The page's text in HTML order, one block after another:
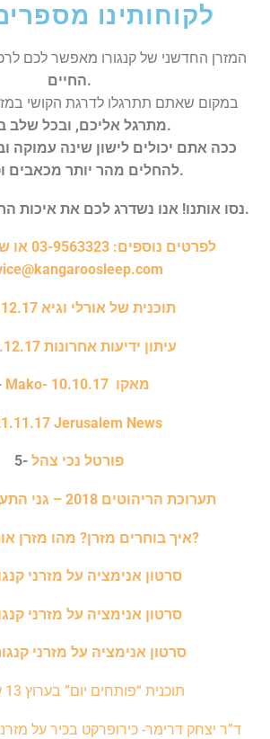
לקוחותינו
המזרן החדשני של קנגורו מאפשר לכם
החיים.
במקום שאתם תתרגלו לדרגת הקושי
מתרגל אליכם, ובכל שלב בחיים.
ככה אתם יכולים לישון שינה עמוקה
להחלים מהר יותר מכאבים ופציעות.
נסו אותנו! אנו נשדרג לכם את איכות החיים – בהתחייבות.
לפרטים
תוכנית של אורלי וגיא 25.12.17
עיתון ידיעות אחרונות 21.12.17
Mako- מאקו 10.10.17
Jerusalem News
5- פורטל נכי צהל
תערוכת הריהוטים 2018 – גני התערוכה ת”א
איך בוחרים מזרן? מהו מזרן אורטופדי?
סרטון אנימציה על מזרני
סרטון אנימציה על מזרני
סרטון אנימציה על מזרני
ד”ר יצחק דרימר- כירופרקט בכיר על